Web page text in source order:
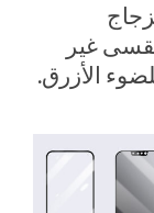
غير
الأزرق.